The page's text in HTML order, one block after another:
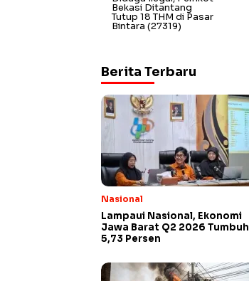
Bekasi Ditantang
Tutup 18 THM di Pasar
Bintara (27319)
Berita Terbaru
Nasional
Lampaui Nasional, Ekonomi
Jawa Barat Q2 2026 Tumbuh
5,73 Persen